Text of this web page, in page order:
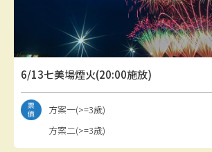
花火資訊
景點介紹
聯外交通
6/13七美場煙火(20:00施放)
方案一(>=3歲)
方案二(>=3歲)